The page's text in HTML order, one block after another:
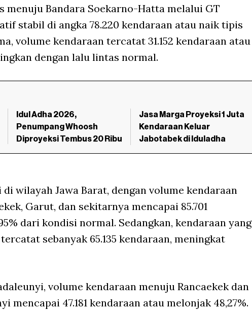
menuju Bandara Soekarno-Hatta melalui GT
stabil di angka 78.220 kendaraan atau naik tipis
volume kendaraan tercatat 31.152 kendaraan atau
dengan lalu lintas normal.
Idul Adha 2026,
Penumpang Whoosh
Diproyeksi Tembus 20 Ribu
Jasa Marga Proyeksi 1 Juta
Kendaraan Keluar
Jabotabek di Iduladha
wilayah Jawa Barat, dengan volume kendaraan
Garut, dan sekitarnya mencapai 85.701
dari kondisi normal. Sedangkan, kendaraan yang
sebanyak 65.135 kendaraan, meningkat
volume kendaraan menuju Rancaekek dan
mencapai 47.181 kendaraan atau melonjak 48,27%.